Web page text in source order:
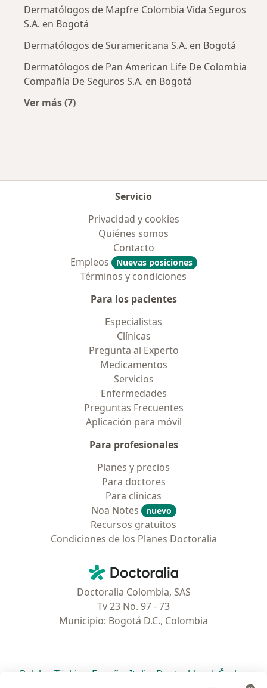
Dermatólogos de Mapfre Colombia Vida Seguros
S.A. en Bogotá
Dermatólogos de Suramericana S.A. en Bogotá
Dermatólogos de Pan American Life De Colombia
Compañía De Seguros S.A. en Bogotá
Ver más (7)
Servicio
Privacidad y cookies
Quiénes somos
Contacto
Empleos
Nuevas posiciones
Términos y condiciones
Para los pacientes
Especialistas
Clínicas
Pregunta al Experto
Medicamentos
Servicios
Enfermedades
Preguntas Frecuentes
Aplicación para móvil
Para profesionales
Planes y precios
Para doctores
Para clinicas
Noa Notes
nuevo
Recursos gratuitos
Condiciones de los Planes Doctoralia
Doctoralia - Página de inicio
Doctoralia Colombia, SAS
Tv 23 No. 97 - 73
Municipio: Bogotá D.C., Colombia
Polska se abre en una nueva pestaña
Türkiye se abre en una nueva pestaña
España se abre en una nueva pestaña
Italia se abre en una nueva
Deutschlandse abre en
Česko